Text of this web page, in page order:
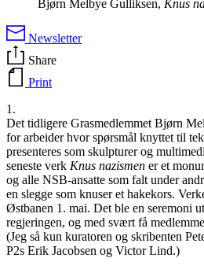
Bjørn Melbye Gulliksen, Knus
Newsletter
Share
Print
1.
Det tidligere Grasmedlemmet Bjørn
for arbeider hvor spørsmål knyttet til
presenteres som skulpturer og
seneste verk Knus nazismen er et
og alle NSB-ansatte som falt under
en slegge som knuser et hakekors.
Østbanen 1. mai. Det ble en seremoni
regjeringen, og med svært få
(Jeg så kun kuratoren og skribenten
P2s Erik Jacobsen og Victor Lind.)